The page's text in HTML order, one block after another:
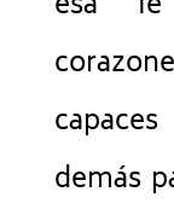
demás